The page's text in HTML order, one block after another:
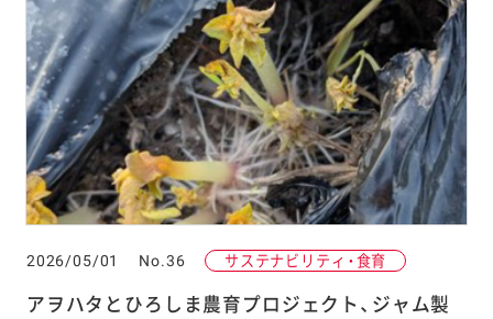
2026/05/01 No.36 サステナビリティ・食育
アヲハタとひろしま農育プロジェクト、ジャム製